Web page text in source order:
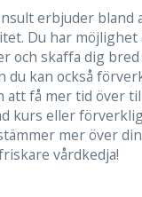
erbjuder bland
Du har möjlighet
och skaffa dig
du kan också
att få mer tid över
kurs eller
mer över
vårdkedja!